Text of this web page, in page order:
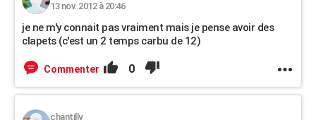
13 nov. 2012 à 20:46
je ne m'y connait pas vraiment mais je pense avoir des
clapets (c'est un 2 temps carbu de 12)
Commenter 0
chantilly